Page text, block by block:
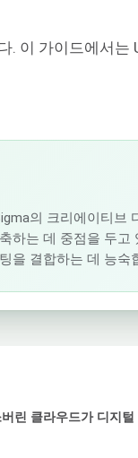
. 이 가이드에서
의 크리에이티
하는 데 중점을 두
을 결합하는 데 능숙
린 클라우드가 디지